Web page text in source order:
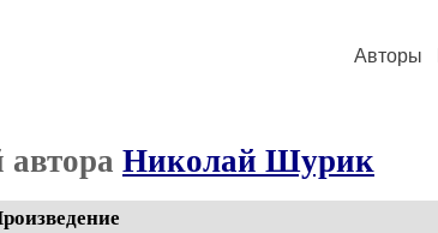
Авторы
Николай Шурик